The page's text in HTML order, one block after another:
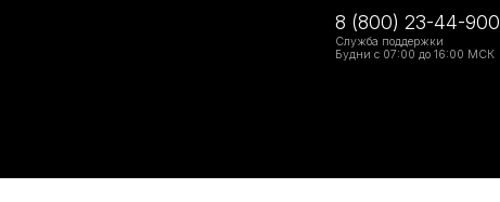
8 (800) 23-44-900
Служба поддержки
Будни с 07:00 до 16:00 МСК